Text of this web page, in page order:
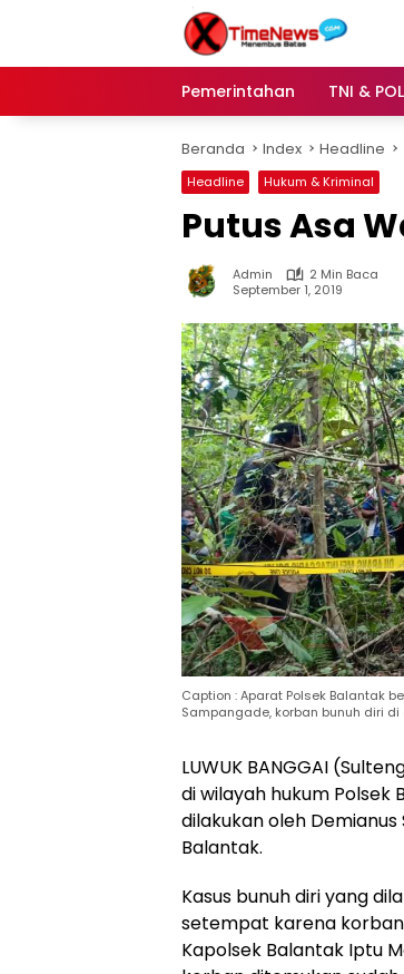
Pemerintahan TNI &
Beranda Index Headline
Headline Hukum & Kriminal
Putus Asa
Admin
2 Min Baca
September 1, 2019
Caption : Aparat Polsek Balantak
Sampangade, korban bunuh diri di
LUWUK BANGGAI
di wilayah hukum Polsek
dilakukan oleh
Balantak.
Kasus bunuh diri yang
setempat karena
Kapolsek Balantak Iptu